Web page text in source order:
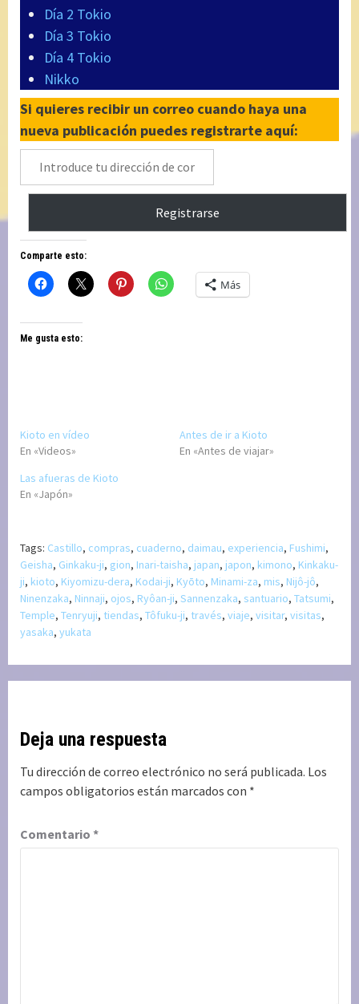
Día 2 Tokio
Día 3 Tokio
Día 4 Tokio
Nikko
Si quieres recibir un correo cuando haya una
nueva publicación puedes registrarte aquí:
Introduce
tu
correo
electrónico
Registrarse
Comparte esto:
Más
Me gusta esto:
Kioto en vídeo
En «Videos»
Antes de ir a Kioto
En «Antes de viajar»
Las afueras de Kioto
En «Japón»
Tags: Castillo, compras, cuaderno, daimau, experiencia, Fushimi,
Geisha, Ginkaku-ji, gion, Inari-taisha, japan, japon, kimono, Kinkaku-
ji, kioto, Kiyomizu-dera, Kodai-ji, Kyōto, Minami-za, mis, Nijô-jô,
Ninenzaka, Ninnaji, ojos, Ryôan-ji, Sannenzaka, santuario, Tatsumi,
Temple, Tenryuji, tiendas, Tôfuku-ji, través, viaje, visitar, visitas,
yasaka, yukata
Deja una respuesta
Tu dirección de correo electrónico no será publicada. Los
campos obligatorios están marcados con *
Comentario *